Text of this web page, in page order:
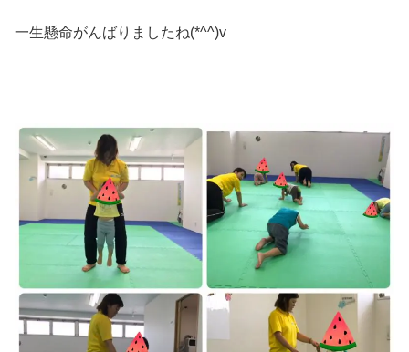
一生懸命がんばりましたね(*^^)v